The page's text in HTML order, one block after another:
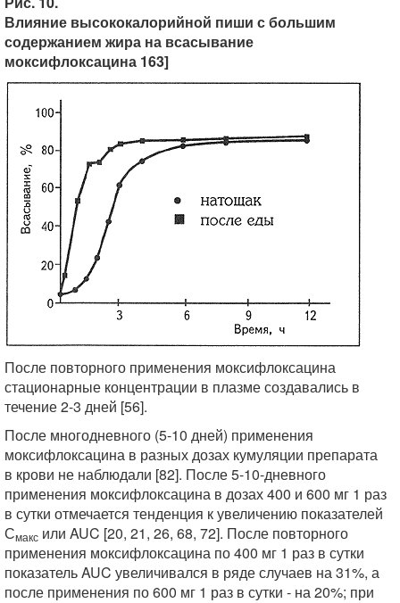
Влияние высококалорийной пиши с большим
содержанием жира на всасывание
моксифлоксацина 163]
После повторного применения моксифлоксацина
стационарные концентрации в плазме создавались в
течение 2-3 дней [56].
После многодневного (5-10 дней) применения
моксифлоксацина в разных дозах кумуляции препарата
в крови не наблюдали [82]. После 5-10-дневного
применения моксифлоксацина в дозах 400 и 600 мг 1 раз
в сутки отмечается тенденция к увеличению показателей
Смакс или AUC [20, 21, 26, 68, 72]. После повторного
применения моксифлоксацина по 400 мг 1 раз в сутки
показатель AUC увеличивался в ряде случаев на 31%, а
после применения по 600 мг 1 раз в сутки - на 20%; при